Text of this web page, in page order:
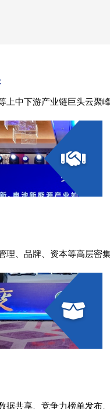
上中下游产业链巨头云聚
理、品牌、资本等高层密
据共享、竞争力榜单发布